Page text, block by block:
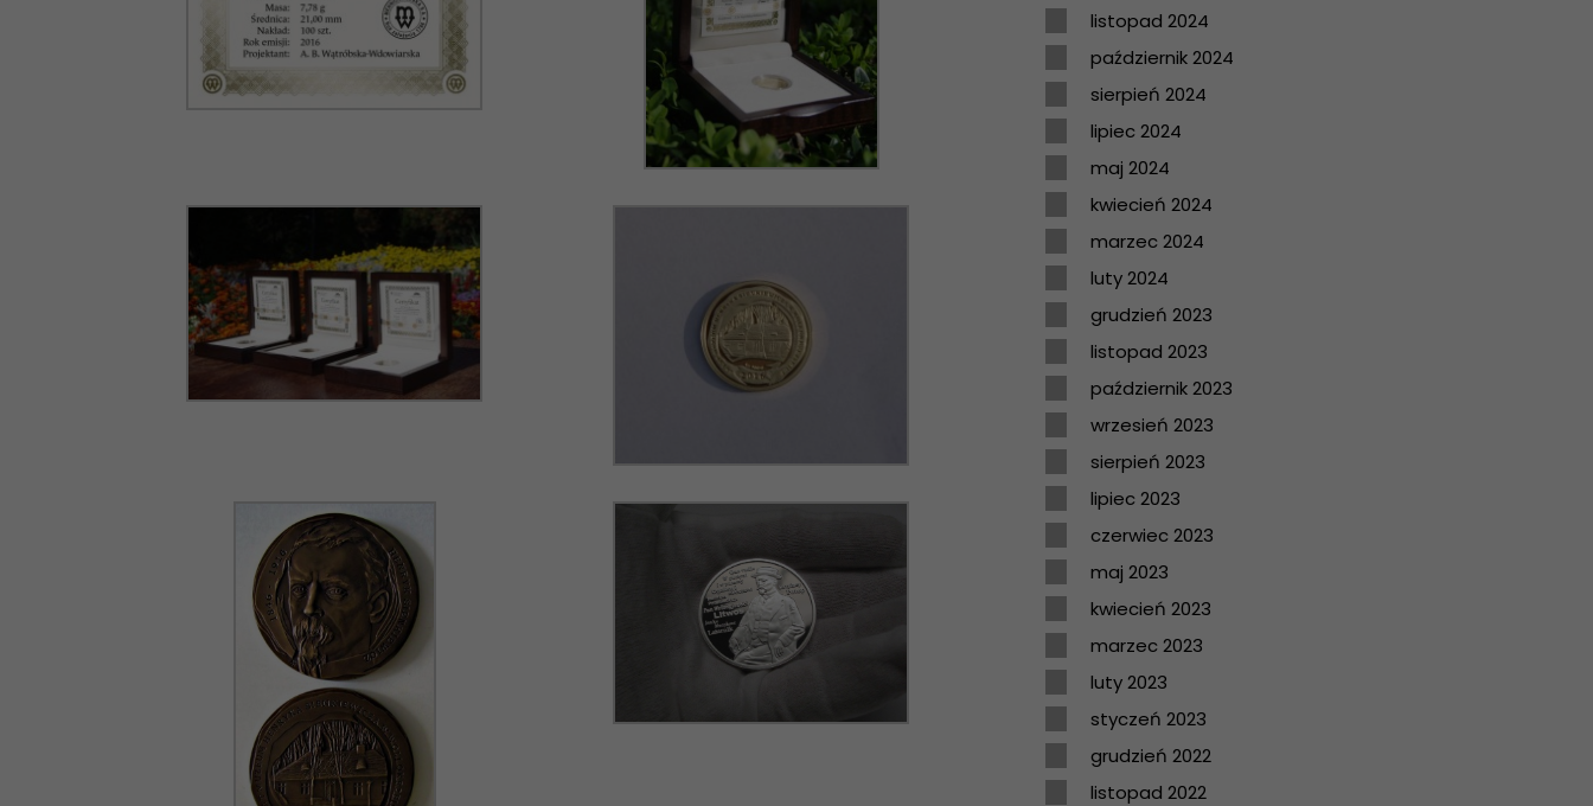
listopad 2024
październik 2024
sierpień 2024
lipiec 2024
maj 2024
kwiecień 2024
marzec 2024
luty 2024
grudzień 2023
listopad 2023
październik 2023
wrzesień 2023
sierpień 2023
lipiec 2023
czerwiec 2023
maj 2023
kwiecień 2023
marzec 2023
luty 2023
styczeń 2023
grudzień 2022
listopad 2022